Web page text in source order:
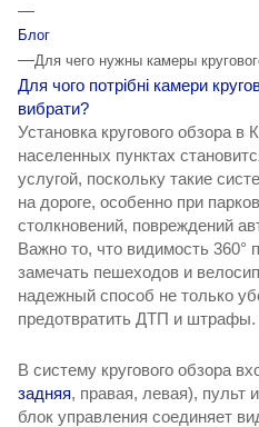
—
Блог
—Для чего нужны камеры
Для чого потрібні камери
вибрати?
Установка кругового обзора
населенных пунктах
услугой, поскольку такие
на дороге, особенно при
столкновений, повреждений
Важно то, что видимость 360°
замечать пешеходов и
надежный способ не только
предотвратить ДТП и штрафы.
В систему кругового обзора
задняя, правая, левая), пульт
блок управления соединяет